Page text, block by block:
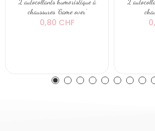
2 autocollants humoristique à
chaussures 'Game over'
0,80 CHF
2